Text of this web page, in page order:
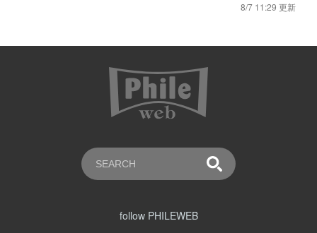
8/7 11:29 更新
follow PHILEWEB